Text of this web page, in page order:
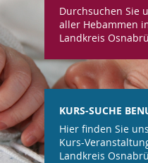
Durchsuchen Sie
aller Hebammen
Landkreis
KURS-SUCHE
Hier finden Sie
Kurs-
Landkreis